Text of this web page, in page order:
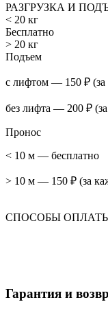
РАЗГРУЗКА И
< 20 кг
Бесплатно
> 20 кг
Подъем
с лифтом — 150 ₽ (за
без лифта — 200 ₽
Пронос
< 10 м — бесплатно
> 10 м — 150 ₽ (за
СПОСОБЫ
Гарантия и